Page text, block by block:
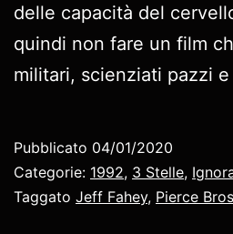
delle capacità del
quindi non fare un film
militari, scienziati pazzi
Pubblicato 04/01/2020
Categorie: 1992, 3 Stelle,
Taggato Jeff Fahey, Pierce